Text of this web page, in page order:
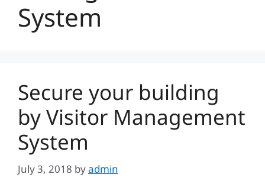
System
Secure your building
by Visitor Management
System
July 3, 2018byadmin